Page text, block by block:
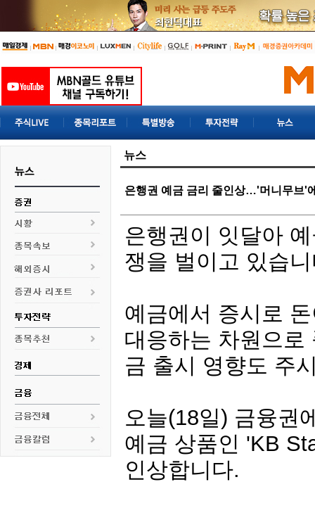
뉴스
은행권 예금 금리 줄인상…'머니무브'
은행권이 잇달아
쟁을 벌이고 있습
예금에서 증시로
대응하는 차원으로
금 출시 영향도 주
오늘(18일) 금융권
예금 상품인 'KB
인상합니다.